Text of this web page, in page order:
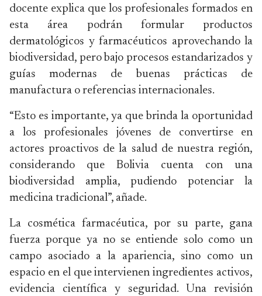
docente explica que los profesionales formados en
esta área podrán formular productos
dermatológicos y farmacéuticos aprovechando la
biodiversidad, pero bajo procesos estandarizados y
guías modernas de buenas prácticas de
manufactura o referencias internacionales.
“Esto es importante, ya que brinda la oportunidad
a los profesionales jóvenes de convertirse en
actores proactivos de la salud de nuestra región,
considerando que Bolivia cuenta con una
biodiversidad amplia, pudiendo potenciar la
medicina tradicional”, añade.
La cosmética farmacéutica, por su parte, gana
fuerza porque ya no se entiende solo como un
campo asociado a la apariencia, sino como un
espacio en el que intervienen ingredientes activos,
evidencia científica y seguridad. Una revisión